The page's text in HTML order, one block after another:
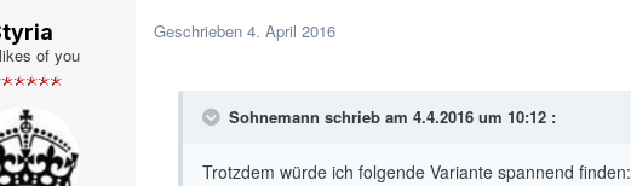
of you
Geschrieben 4. April 2016
Sohnemann schrieb am 4.4.2016 um 10:12 :
Trotzdem würde ich folgende Variante spannend finden: